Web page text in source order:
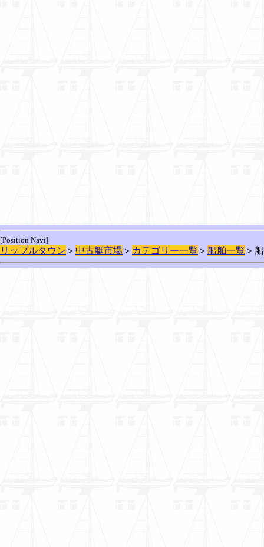
[Position Navi]
リップルタウン ＞ 中古艇市場 ＞ カテゴリー一覧 ＞ 船舶一覧 ＞